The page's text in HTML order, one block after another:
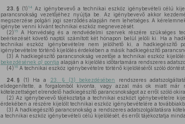
23. § (1) 14Az igénybevevő a technikai eszköz igénybevételi célú
parancsnokság vezetőjéhez nyújtja be. Az igénybevevő akkor
megszerzése polgári jogi szerződés alapján nem lehetséges. A
igénybe venni kívánt technikai eszköz megnevezését.
(2) 15A Honvédség és a rendvédelmi szervek részére szükséges
beérkezését követő naptól számított két hónapon belül jelöli ki. Ha a
technikai eszköz igénybevételre nem jelölhető ki, a hadkiegészítő
igénybevételre történő kijelölés érdekében a másik hadkiegészítő
(3) A hadkiegészítő parancsnokság vezetője a technikai eszköz
bekezdésének a) pontja alapján a kijelölés időtartamára rendszeres
(4) 16A technikai eszköz igénybevételre történő kijelöléséről szóló
24. § (1) Ha a 23. § (3) bekezdésében
rendszeres
elidegenítette, a forgalomból kivonta, vagy azzal más ok miatt
kötelezettséget elrendelő hadkiegészítő parancsnokságot az erről szóló
(2) Az igénybevevő tájékoztatja a technikai eszközt igénybevételre
érdekében a részére kijelölt technikai eszköz igénybevételére a
(3) A hadkiegészítő parancsnokság a rendszeres adatszolgáltatásra
a technikai eszköz igénybevételi célú kijelölését, és erről tájékoztatja